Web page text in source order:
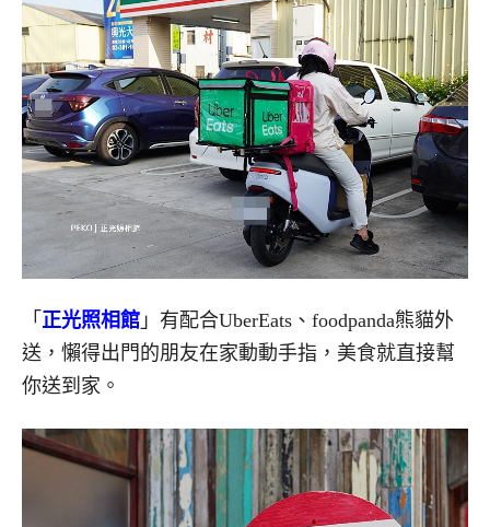
「 正光照相館 」有配合UberEats、foodpanda熊貓外
送，懶得出門的朋友在家動動手指，美食就直接幫
你送到家。